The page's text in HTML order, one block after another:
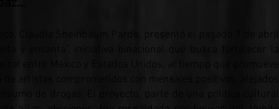
de drogas. El proyecto, parte de una política cultural